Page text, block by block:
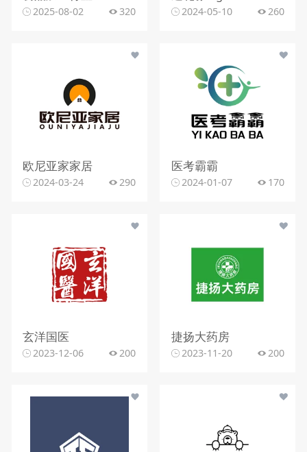
2025-08-02 320 2024-05-10 260
欧尼亚家家居
2024-03-24 290
医考霸霸
2024-01-07 170
玄洋国医
2023-12-06 200
捷扬大药房
2023-11-20 200